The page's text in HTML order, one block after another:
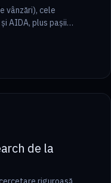
vânzări), cele
AIDA, plus pașii
servicii…
7 min
de la